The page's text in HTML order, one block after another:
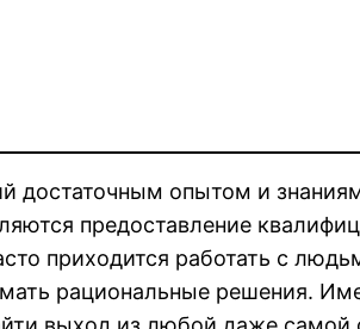
достаточным опытом и
предоставление
приходится работать с
рациональные решения.